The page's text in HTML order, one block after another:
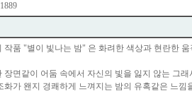
작품 "별이 빛나는 밤" 은 화려한 색상과 현란한
장면같이 어둠 속에서 자신의 빛을 잃지 않는 그
화가 왠지 경쾌하게 느껴지는 밤의 유혹같은 느낌